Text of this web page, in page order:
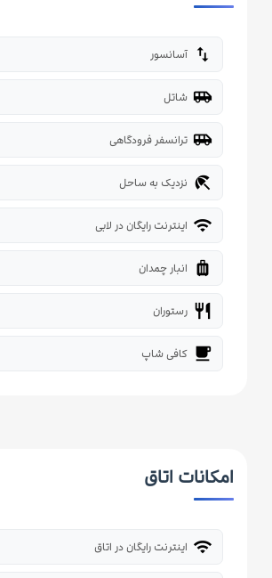
import_export آسانسور
airport_shuttle شاتل
airport_shuttle ترانسفر فرودگاهی
beach_access نزدیک به ساحل
wifi اینترنت رایگان در لابی
luggage انبار چمدان
restaurant رستوران
local_cafe کافی شاپ
امکانات اتاق
wifi اینترنت رایگان در اتاق